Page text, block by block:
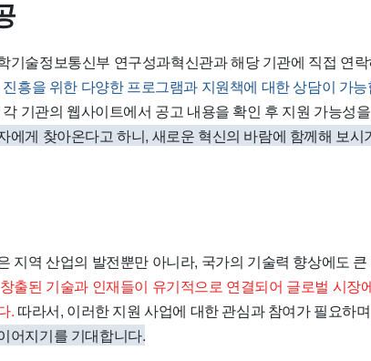
기술정보통신부 연구성과혁신관과 해당 기관에 직접 연
흥을 위한 다양한 프로그램과 지원책에 대한 상담이 가능
기관의 웹사이트에서 공고 내용을 확인 후 지원 가능성
에게 찾아온다고 하니, 새로운 혁신의 바람에 함께해 보시
지역 산업의 발전뿐만 아니라, 국가의 기술력 향상에도 큰
출된 기술과 인재들이 유기적으로 연결되어 글로벌 시장
. 따라서, 이러한 지원 사업에 대한 관심과 참여가 필요하
어지기를 기대합니다.